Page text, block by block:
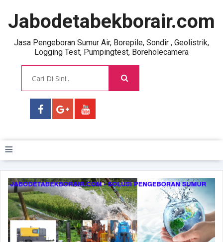
Jabodetabekborair.com
Jasa Pengeboran Sumur Air, Borepile, Sondir , Geolistrik,
Logging Test, Pumpingtest, Boreholecamera
≡